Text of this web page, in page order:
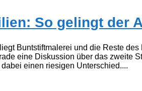
So gelingt der
Buntstiftmalerei und die Reste
eine Diskussion über das zweite
einen riesigen Unterschied....